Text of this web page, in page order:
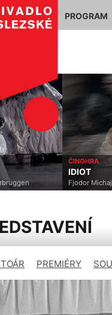
PROGRAM
ČINOHRA
IDIOT
Fjodor
PREMIÉRY